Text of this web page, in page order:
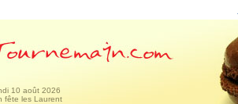
10 août 2026
fête les Laurent